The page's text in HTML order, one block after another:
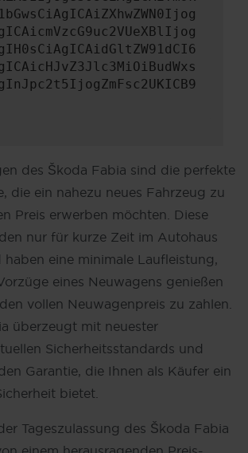
des Škoda Fabia sind die perfekte
die ein nahezu neues Fahrzeug zu
Preis erwerben möchten. Diese
nur für kurze Zeit im Autohaus
haben eine minimale Laufleistung,
eines Neuwagens genießen
vollen Neuwagenpreis zu zahlen.
überzeugt mit neuester
Sicherheitsstandards und
Garantie, die Ihnen als Käufer ein
bietet.
Tageszulassung des Škoda Fabia